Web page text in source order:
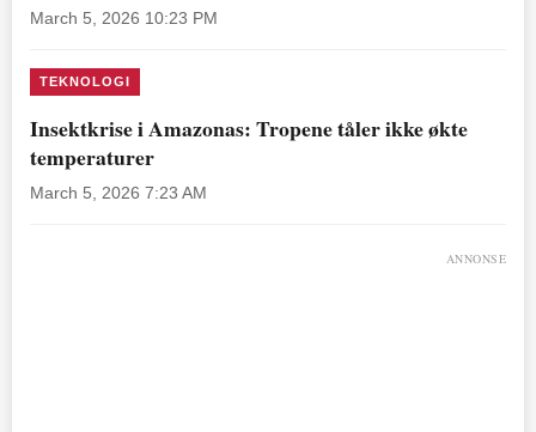
March 5, 2026 10:23 PM
TEKNOLOGI
Insektkrise i Amazonas: Tropene tåler ikke økte
temperaturer
March 5, 2026 7:23 AM
ANNONSE